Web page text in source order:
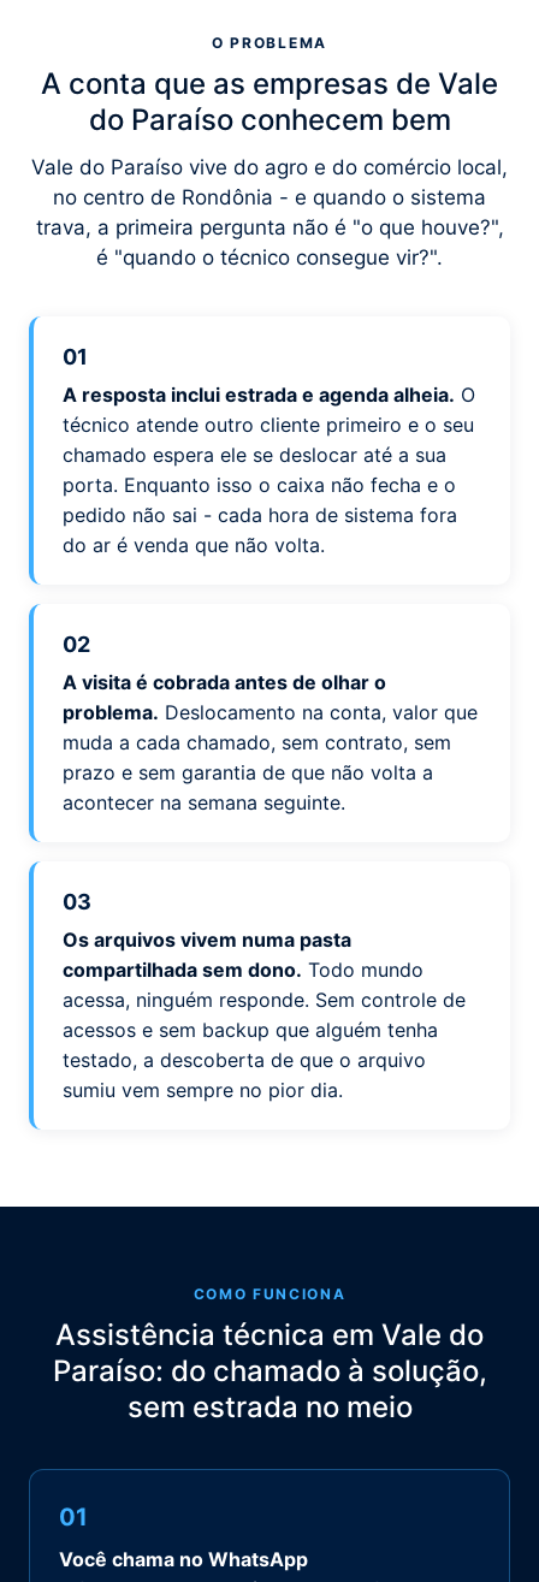
O PROBLEMA
A conta que as empresas de Vale
do Paraíso conhecem bem
Vale do Paraíso vive do agro e do comércio local,
no centro de Rondônia - e quando o sistema
trava, a primeira pergunta não é "o que houve?",
é "quando o técnico consegue vir?".
01
A resposta inclui estrada e agenda alheia. O
técnico atende outro cliente primeiro e o seu
chamado espera ele se deslocar até a sua
porta. Enquanto isso o caixa não fecha e o
pedido não sai - cada hora de sistema fora
do ar é venda que não volta.
02
A visita é cobrada antes de olhar o
problema. Deslocamento na conta, valor que
muda a cada chamado, sem contrato, sem
prazo e sem garantia de que não volta a
acontecer na semana seguinte.
03
Os arquivos vivem numa pasta
compartilhada sem dono. Todo mundo
acessa, ninguém responde. Sem controle de
acessos e sem backup que alguém tenha
testado, a descoberta de que o arquivo
sumiu vem sempre no pior dia.
COMO FUNCIONA
Assistência técnica em Vale do
Paraíso: do chamado à solução,
sem estrada no meio
01
Você chama no WhatsApp